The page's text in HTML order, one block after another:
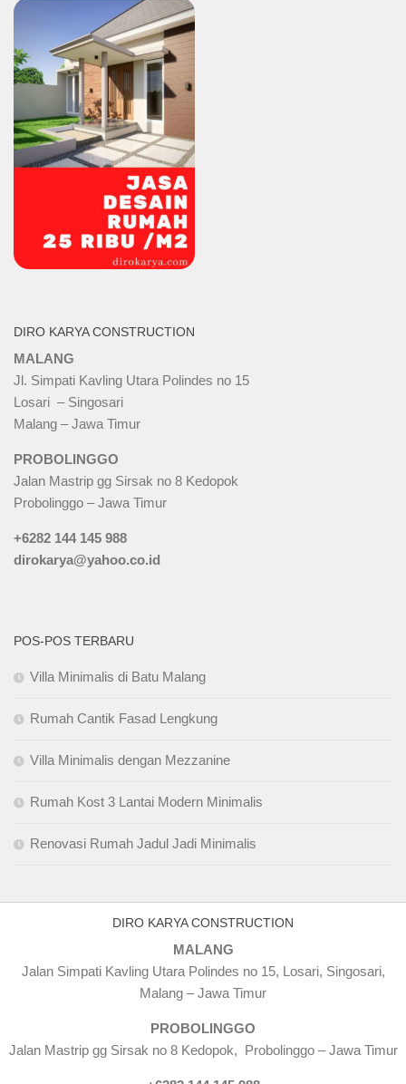
DIRO KARYA CONSTRUCTION
MALANG
Jl. Simpati Kavling Utara Polindes no 15
Losari – Singosari
Malang – Jawa Timur
PROBOLINGGO
Jalan Mastrip gg Sirsak no 8 Kedopok
Probolinggo – Jawa Timur
+6282 144 145 988
dirokarya@yahoo.co.id
POS-POS TERBARU
Villa Minimalis di Batu Malang
Rumah Cantik Fasad Lengkung
Villa Minimalis dengan Mezzanine
Rumah Kost 3 Lantai Modern Minimalis
Renovasi Rumah Jadul Jadi Minimalis
DIRO KARYA CONSTRUCTION
MALANG
Jalan Simpati Kavling Utara Polindes no 15, Losari, Singosari,
Malang – Jawa Timur
PROBOLINGGO
Jalan Mastrip gg Sirsak no 8 Kedopok, Probolinggo – Jawa Timur